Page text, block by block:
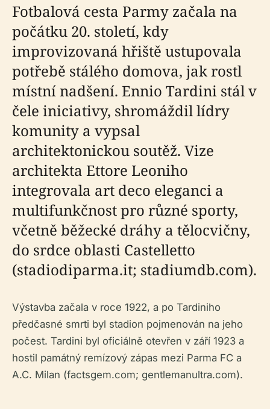
Fotbalová cesta Parmy začala na
počátku 20. století, kdy
improvizovaná hřiště ustupovala
potřebě stálého domova, jak rostl
místní nadšení. Ennio Tardini stál v
čele iniciativy, shromáždil lídry
komunity a vypsal
architektonickou soutěž. Vize
architekta Ettore Leoniho
integrovala art deco eleganci a
multifunkčnost pro různé sporty,
včetně běžecké dráhy a tělocvičny,
do srdce oblasti Castelletto
(stadiodiparma.it; stadiumdb.com).
Výstavba začala v roce 1922, a po Tardiniho
předčasné smrti byl stadion pojmenován na jeho
počest. Tardini byl oficiálně otevřen v září 1923 a
hostil památný remízový zápas mezi Parma FC a
A.C. Milan (factsgem.com; gentlemanultra.com).